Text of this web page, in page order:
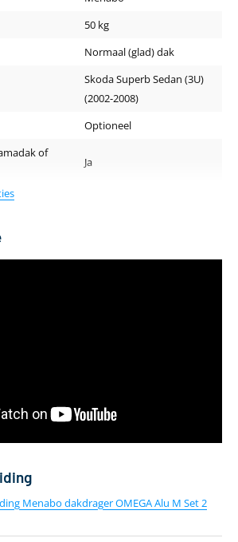
50 kg
Normaal (glad) dak
Skoda Superb Sedan (3U)
(2002-2008)
Optioneel
of
Ja
Inclusief T-track
Menabo dakdrager OMEGA Alu M Set 2